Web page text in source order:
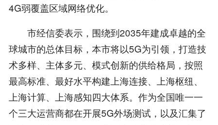
4G弱覆盖区域网络优化。
市经信委表示，围绕到2035年建成卓越的全
球城市的总体目标，本市将以5G为引领，打造技
术多样、主体多元、模式创新的供给格局，按照
最高标准、最好水平构建上海连接、上海枢纽、
上海计算、上海感知四大体系。作为全国唯一一
个三大运营商都在开展5G外场测试，以及汇集了